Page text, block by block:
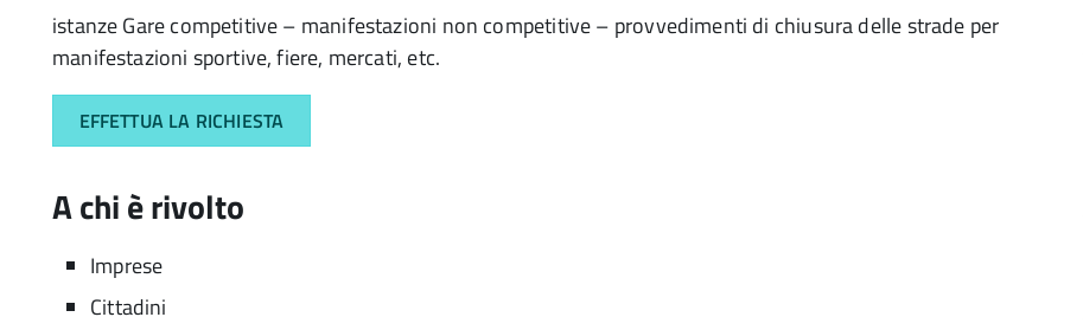
istanze Gare competitive – manifestazioni non competitive – provvedimenti di chiusura delle strade per
manifestazioni sportive, fiere, mercati, etc.
EFFETTUA LA RICHIESTA
A chi è rivolto
Imprese
Cittadini